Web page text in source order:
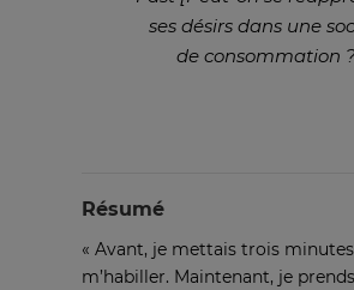
ses désirs dans une
de consommation
Résumé
« Avant, je mettais trois
m’habiller. Maintenant, je